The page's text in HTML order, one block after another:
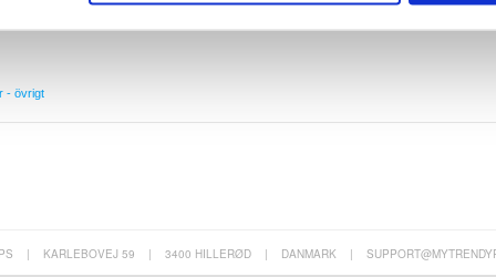
- övrigt
| KARLEBOVEJ 59 | 3400 HILLERØD | DANMARK |